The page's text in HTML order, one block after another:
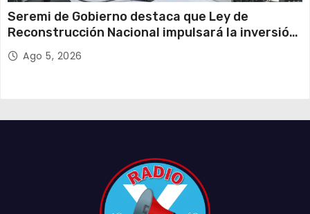
Seremi de Gobierno destaca que Ley de
Reconstrucción Nacional impulsará la inversión
y el empleo en Tarapacá
Ago 5, 2026